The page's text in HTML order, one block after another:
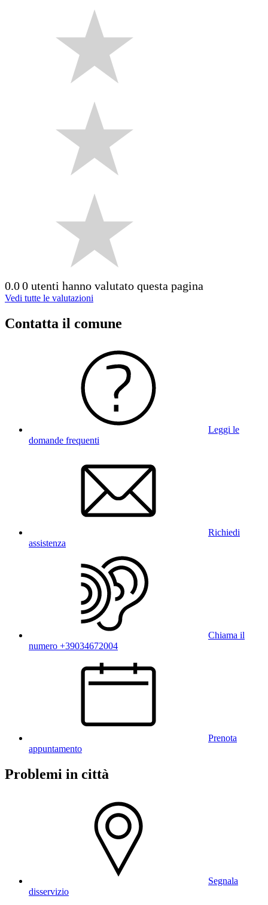
0.00 utenti hanno valutato questa pagina
Vedi tutte le valutazioni
Contatta il comune
Leggi le
domande frequenti
Richiedi
assistenza
Chiama il
numero +39034672004
Prenota
appuntamento
Problemi in città
Segnala
disservizio